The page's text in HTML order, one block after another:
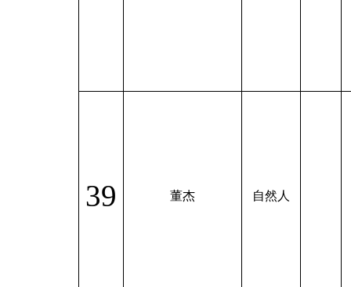
39 董杰 自然人